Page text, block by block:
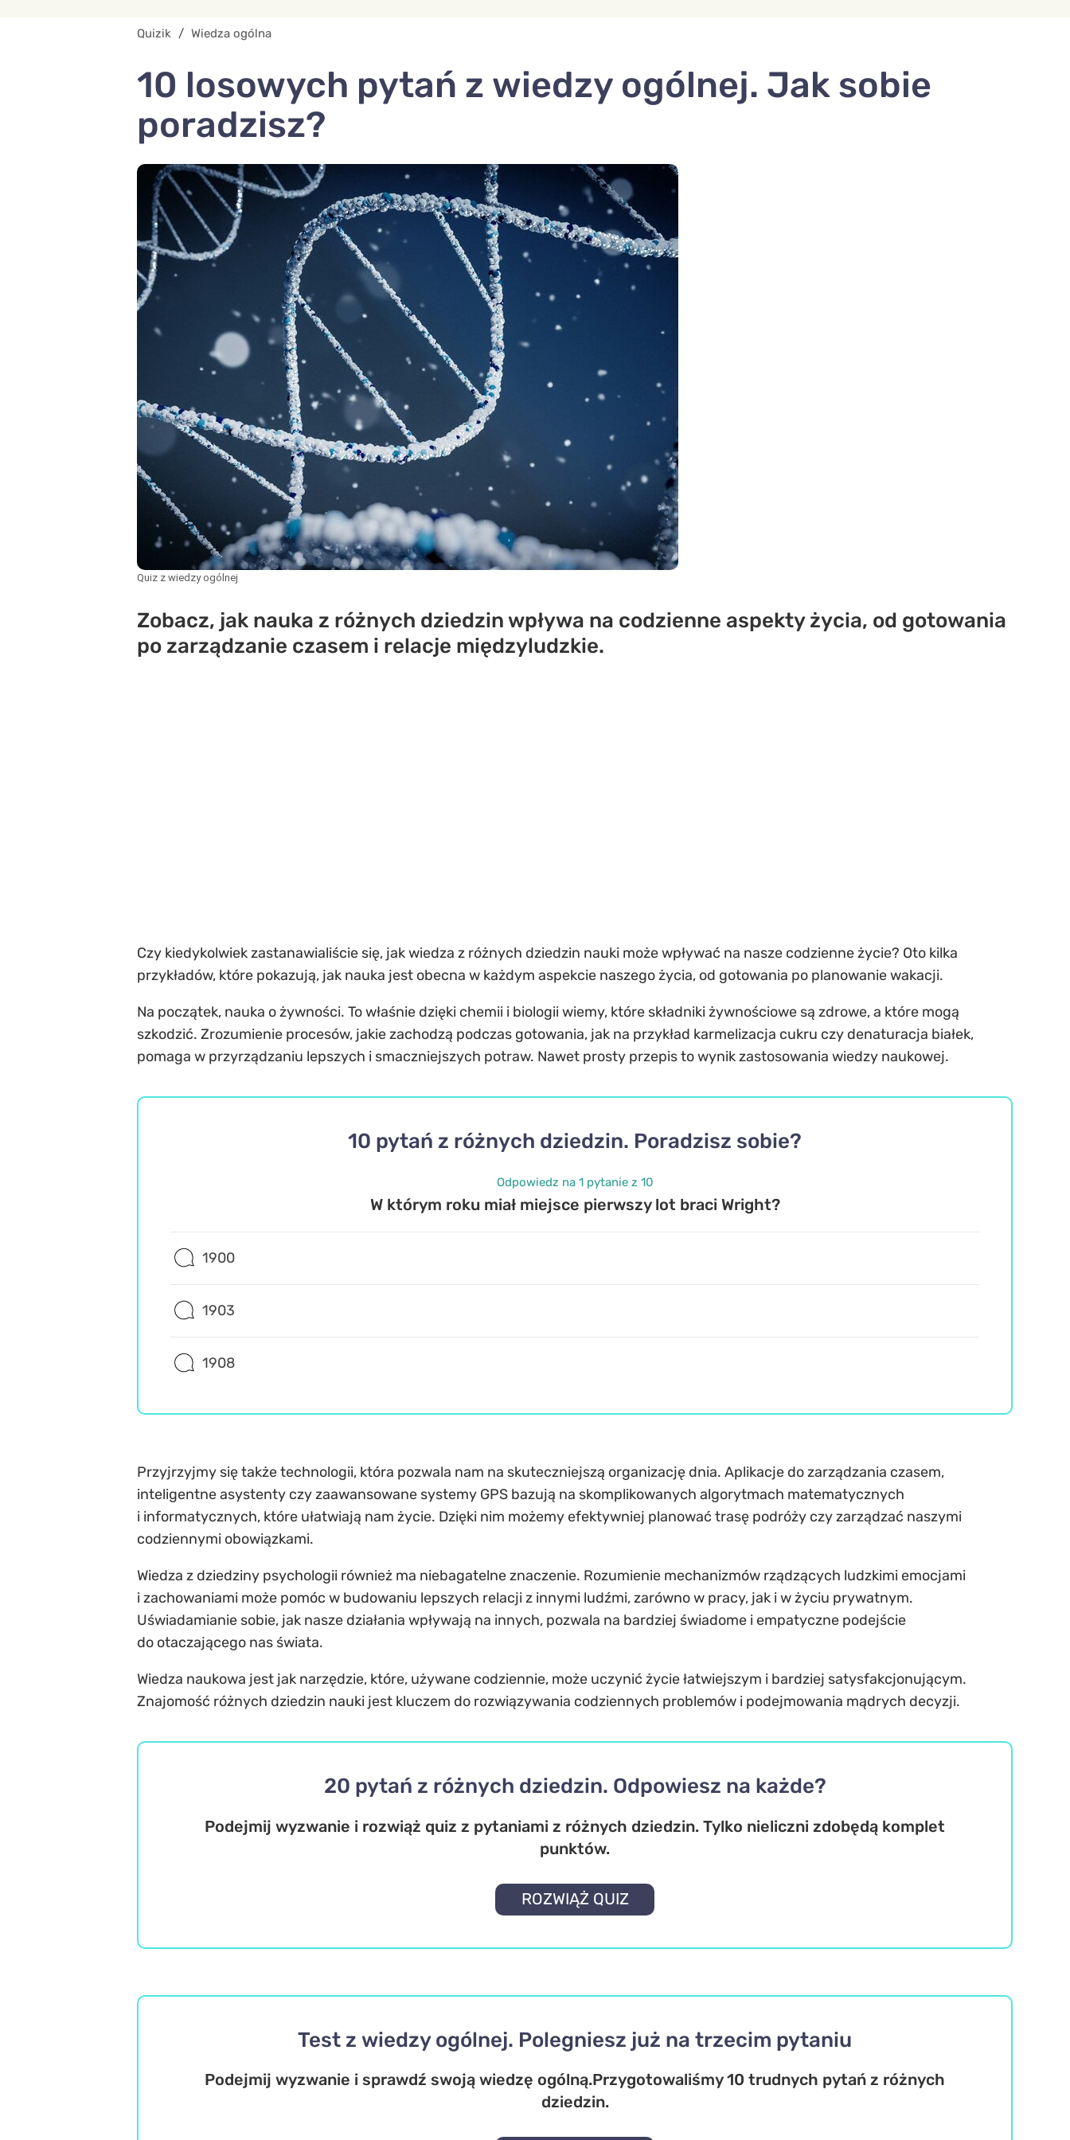
Quizik / Wiedza ogólna
10 losowych pytań z wiedzy ogólnej. Jak sobie
poradzisz?
Quiz z wiedzy ogólnej
Zobacz, jak nauka z różnych dziedzin wpływa na codzienne aspekty życia, od gotowania
po zarządzanie czasem i relacje międzyludzkie.
Czy kiedykolwiek zastanawialiście się, jak wiedza z różnych dziedzin nauki może wpływać na nasze codzienne życie? Oto kilka
przykładów, które pokazują, jak nauka jest obecna w każdym aspekcie naszego życia, od gotowania po planowanie wakacji.
Na początek, nauka o żywności. To właśnie dzięki chemii i biologii wiemy, które składniki żywnościowe są zdrowe, a które mogą
szkodzić. Zrozumienie procesów, jakie zachodzą podczas gotowania, jak na przykład karmelizacja cukru czy denaturacja białek,
pomaga w przyrządzaniu lepszych i smaczniejszych potraw. Nawet prosty przepis to wynik zastosowania wiedzy naukowej.
10 pytań z różnych dziedzin. Poradzisz sobie?
Odpowiedz na 1 pytanie z 10
W którym roku miał miejsce pierwszy lot braci Wright?
1900
1903
1908
Przyjrzyjmy się także technologii, która pozwala nam na skuteczniejszą organizację dnia. Aplikacje do zarządzania czasem,
inteligentne asystenty czy zaawansowane systemy GPS bazują na skomplikowanych algorytmach matematycznych
i informatycznych, które ułatwiają nam życie. Dzięki nim możemy efektywniej planować trasę podróży czy zarządzać naszymi
codziennymi obowiązkami.
Wiedza z dziedziny psychologii również ma niebagatelne znaczenie. Rozumienie mechanizmów rządzących ludzkimi emocjami
i zachowaniami może pomóc w budowaniu lepszych relacji z innymi ludźmi, zarówno w pracy, jak i w życiu prywatnym.
Uświadamianie sobie, jak nasze działania wpływają na innych, pozwala na bardziej świadome i empatyczne podejście
do otaczającego nas świata.
Wiedza naukowa jest jak narzędzie, które, używane codziennie, może uczynić życie łatwiejszym i bardziej satysfakcjonującym.
Znajomość różnych dziedzin nauki jest kluczem do rozwiązywania codziennych problemów i podejmowania mądrych decyzji.
20 pytań z różnych dziedzin. Odpowiesz na każde?
Podejmij wyzwanie i rozwiąż quiz z pytaniami z różnych dziedzin. Tylko nieliczni zdobędą komplet
punktów.
ROZWIĄŻ QUIZ
Test z wiedzy ogólnej. Polegniesz już na trzecim pytaniu
Podejmij wyzwanie i sprawdź swoją wiedzę ogólną.Przygotowaliśmy 10 trudnych pytań z różnych
dziedzin.